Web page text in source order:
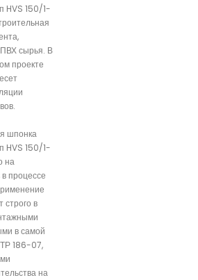
HVS 150/1-
сырья. В
проекте
шпонка
HVS 150/1-
на
процессе
строго в
в самой
186-07,
на